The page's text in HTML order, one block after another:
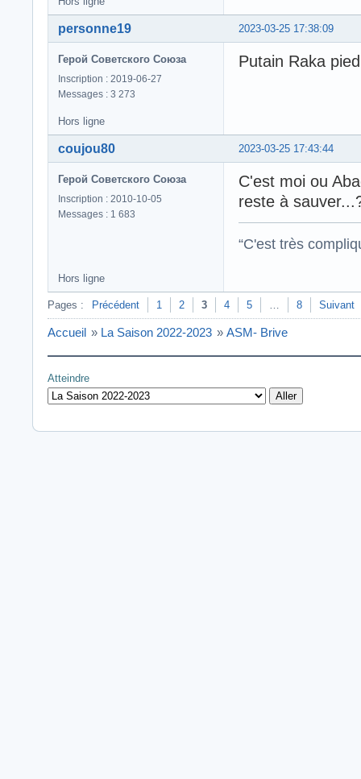
2023-03-25 17:38:09
personne19
Герой Советского Союза
Inscription : 2019-06-27
Messages : 3 273
Putain Raka
Hors ligne
2023-03-25 17:43:44
coujou80
Герой Советского Союза
Inscription : 2010-10-05
Messages : 1 683
C'est moi ou
reste à
“C'est très
Hors ligne
Pages : Précédent 1 2 3 4 5 8 Suivant
Accueil » La Saison 2022-2023 » ASM- Brive
Atteindre